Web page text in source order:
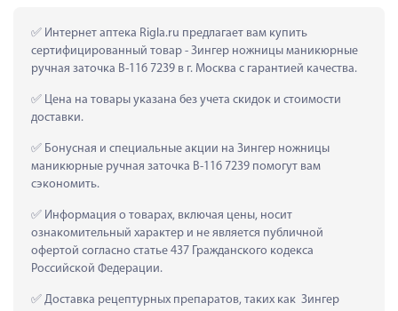
Интернет аптека Rigla.ru предлагает вам купить
сертифицированный товар - Зингер ножницы маникюрные
ручная заточка B-116 7239 в г. Москва с гарантией качества.
Цена на товары указана без учета скидок и стоимости
доставки.
Бонусная и специальные акции на Зингер ножницы
маникюрные ручная заточка B-116 7239 помогут вам
сэкономить.
Информация о товарах, включая цены, носит
ознакомительный характер и не является публичной
офертой согласно статье 437 Гражданского кодекса
Российской Федерации.
Доставка рецептурных препаратов, таких как  Зингер